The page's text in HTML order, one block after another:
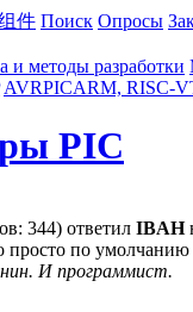
件 Поиск Опросы
и методы разработки
AVRPICARM, RISC-V
PIC
344) ответил IBAH
по
И программист.